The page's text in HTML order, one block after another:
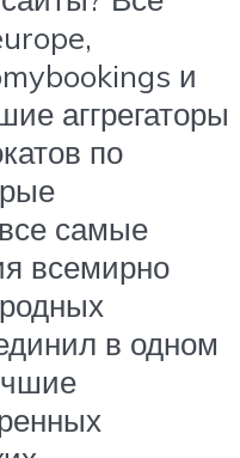
и
аггрегаторы
по
самые
всемирно
в одном